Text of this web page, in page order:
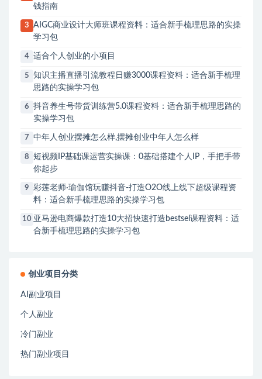
钱指南
3
AIGC商业设计大师班课程资料：适合新手梳理思路的实操
学习包
4 适合个人创业的小项目
5
知识主播直播引流教程日赚3000课程资料：适合新手梳理
思路的实操学习包
6
抖音养生号带货训练营5.0课程资料：适合新手梳理思路的
实操学习包
7 中年人创业摆摊怎么样,摆摊创业中年人怎么样
8
短视频IP基础课运营实操课：0基础搭建个人IP，手把手带
你起步
9
彩莲老师·瑜伽馆玩赚抖音-打造O2O线上线下超级课程资
料：适合新手梳理思路的实操学习包
10 亚马逊电商爆款打造10大招快速打造bestsel课程资料：适
合新手梳理思路的实操学习包
创业项目分类
AI副业项目
个人副业
冷门副业
热门副业项目